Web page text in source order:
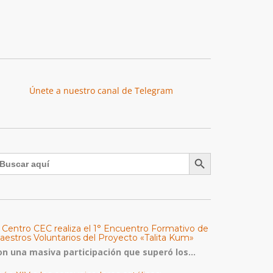
Únete a nuestro canal de Telegram
Botón de búsqueda
Centro CEC realiza el 1° Encuentro Formativo de
Voluntarios del Proyecto «Talita Kum»
una masiva participación que superó los...